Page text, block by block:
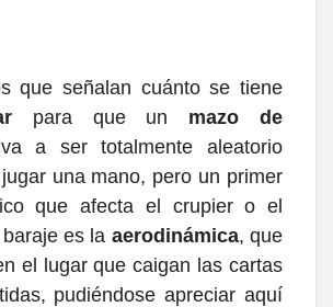
que señalan cuánto se tiene
para que un
mazo de
a ser totalmente aleatorio
una mano, pero un primer
que afecta el crupier o el
es la aerodinámica, que
el lugar que caigan las cartas
pudiéndose apreciar aquí